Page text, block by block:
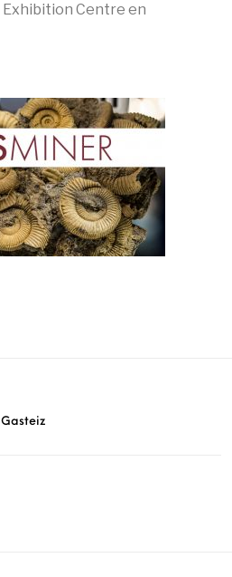
PRODUCTOS DE
Exhibition Centre en